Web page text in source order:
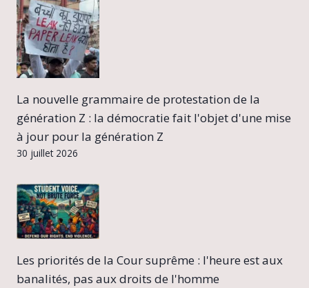
La nouvelle grammaire de protestation de la
génération Z : la démocratie fait l'objet d'une mise
à jour pour la génération Z
30 juillet 2026
Les priorités de la Cour suprême : l'heure est aux
banalités, pas aux droits de l'homme